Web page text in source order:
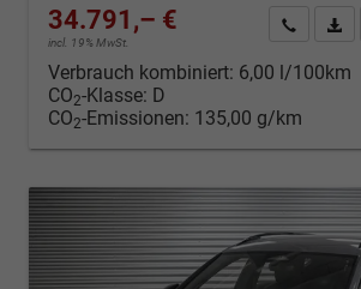
34.791,– €
incl. 19% MwSt.
Kontakt
Verbrauch kombiniert: 6,00 l/100km
CO2-Klasse: D
CO2-Emissionen: 135,00 g/km